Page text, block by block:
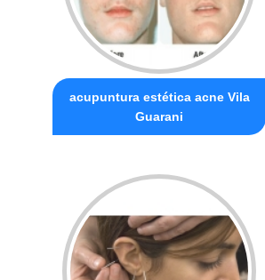
acupuntura estética acne Vila
Guarani